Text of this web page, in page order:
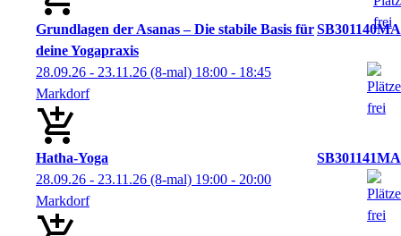
Grundlagen der Asanas – Die stabile Basis für
deine Yogapraxis
SB301140MA
28.09.26 - 23.11.26 (8-mal) 18:00 - 18:45
Markdorf
Hatha-Yoga
SB301141MA
28.09.26 - 23.11.26 (8-mal) 19:00 - 20:00
Markdorf